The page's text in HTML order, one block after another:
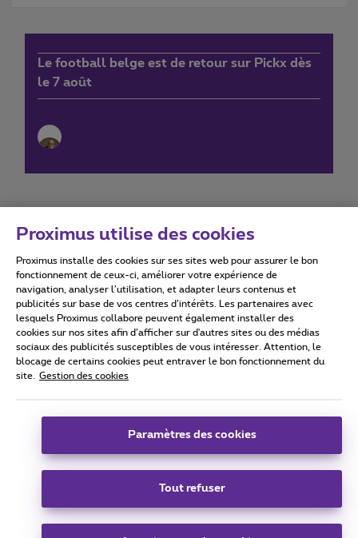
Le football belge est de retour sur Pickx dès
le 7 août
Conditions d'utilisation Accessibility statement
Tous droits réservés. © 2026 Proximus
Conditions générales, info consommateur
Coordonnées de l’entreprise
Boulevard du Roi Albert II 27 - B-1030 Bruxelles.
Carrier & Wholesale Solutions
Proximus utilise des cookies
Proximus installe des cookies sur ses sites web pour assurer le bon
fonctionnement de ceux-ci, améliorer votre expérience de
navigation, analyser l’utilisation, et adapter leurs contenus et
publicités sur base de vos centres d’intérêts. Les partenaires avec
lesquels Proximus collabore peuvent également installer des
cookies sur nos sites afin d’afficher sur d'autres sites ou des médias
sociaux des publicités susceptibles de vous intéresser. Attention, le
blocage de certains cookies peut entraver le bon fonctionnement du
site.
Gestion des cookies
Paramètres des cookies
Tout refuser